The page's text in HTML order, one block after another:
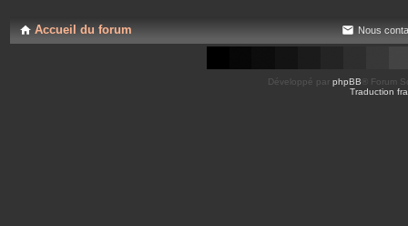
Accueil du forum Nous
Développé par phpBB ® Forum
Traduction